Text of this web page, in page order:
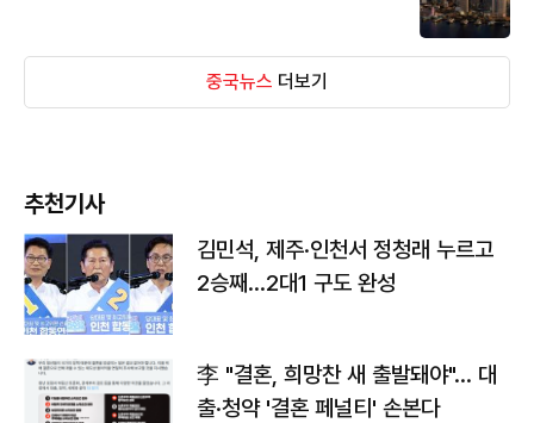
중국뉴스 더보기
추천기사
김민석, 제주·인천서 정청래 누르고
2승째…2대1 구도 완성
李 "결혼, 희망찬 새 출발돼야"… 대
출·청약 '결혼 페널티' 손본다